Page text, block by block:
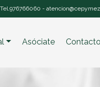
Tel.976766060 -
Asóciate Contacto